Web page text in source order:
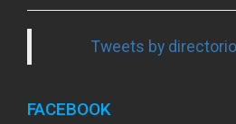
Tweets by
FACEBOOK